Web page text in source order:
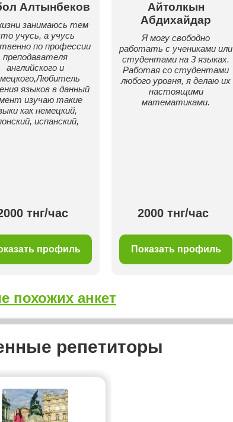
Алтынбеков
занимаюсь тем
учусь, а учусь
по профессии
преподавателя
английского и
языков в данный
изучаю такие
как немецкий,
испанский,
тнг/час
профиль
Айтолкын
Абдихайдар
Я могу свободно
работать с учениками или
студентами на 3 языках.
Работая со студентами
любого уровня, я делаю их
настоящими
математиками.
2000 тнг/час
Показать профиль
похожих анкет
репетиторы